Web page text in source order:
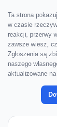
Ta strona
w czasie
reakcji, przerwy
zawsze wiesz,
Zgłoszenia są
naszego
aktualizowane